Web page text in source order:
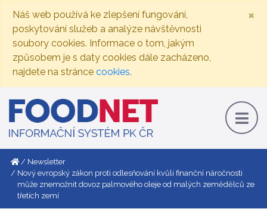
Náš web používá ke zlepšení fungování,
poskytování služeb a analýze návštěvnosti
soubory cookies. Informace o tom, jakým
způsobem je s daty cookies dále zacházeno,
najdete na stránce cookies.
×
Newsletter
Nový evropský zákon proti odlesňování kvůli finanční náročnosti
může znemožnit dovoz palmového oleje od malých zemědělců ze
třetích zemí